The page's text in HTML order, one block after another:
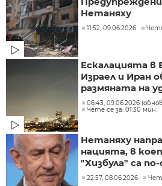
Нетаняху
11:52, 09.06.2026
Ескалацията в
Израел и Иран
размяната на
06:43, 09.06.2026
Чете се за: 01:30 мин.
Нетаняху
нацията, в
"Хизбула" са
22:57, 08.06.2026